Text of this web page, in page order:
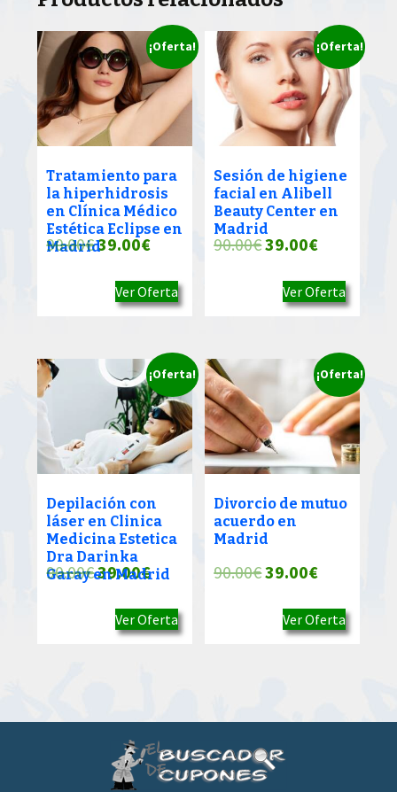
¡Oferta!
Tratamiento para
la hiperhidrosis
en Clínica Médico
Estética Eclipse en
Madrid
90.00€El
original
39.00€El
actual
39.00€.
Ver Oferta
¡Oferta!
Sesión de higiene
facial en Alibell
Beauty Center en
Madrid
90.00€El
original
39.00€El
actual
39.00€.
Ver Oferta
¡Oferta!
Depilación con
láser en Clinica
Medicina Estetica
Dra Darinka
Garay en Madrid
90.00€El
original
39.00€El
actual
Ver Oferta
¡Oferta!
Divorcio de mutuo
acuerdo en
Madrid
90.00€El
original
39.00€El
actual
Ver Oferta